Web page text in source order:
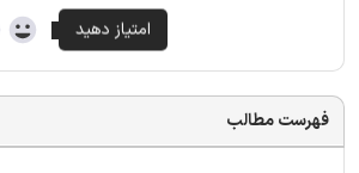
فهرست مطالب